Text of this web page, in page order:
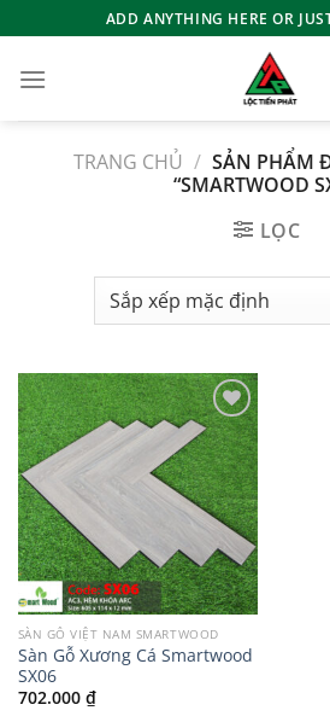
qua
nội
ADD ANYTHING HERE OR
TRANG CHỦ / SẢN PHẨM
“SMARTWOOD
LỌC
Add to
wishlist
SÀN GỖ VIỆT NAM SMARTWOOD
Sàn Gỗ Xương Cá Smartwood
SX06
702.000 ₫